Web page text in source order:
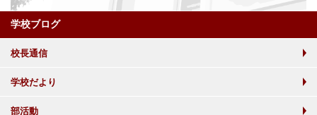
学校ブログ
校長通信
学校だより
部活動